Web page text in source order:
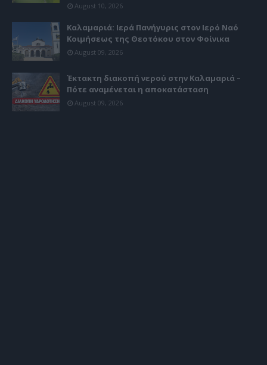
August 10, 2026
Καλαμαριά: Ιερά Πανήγυρις στον Ιερό Ναό
Κοιμήσεως της Θεοτόκου στον Φοίνικα
August 09, 2026
Έκτακτη διακοπή νερού στην Καλαμαριά –
Πότε αναμένεται η αποκατάσταση
August 09, 2026